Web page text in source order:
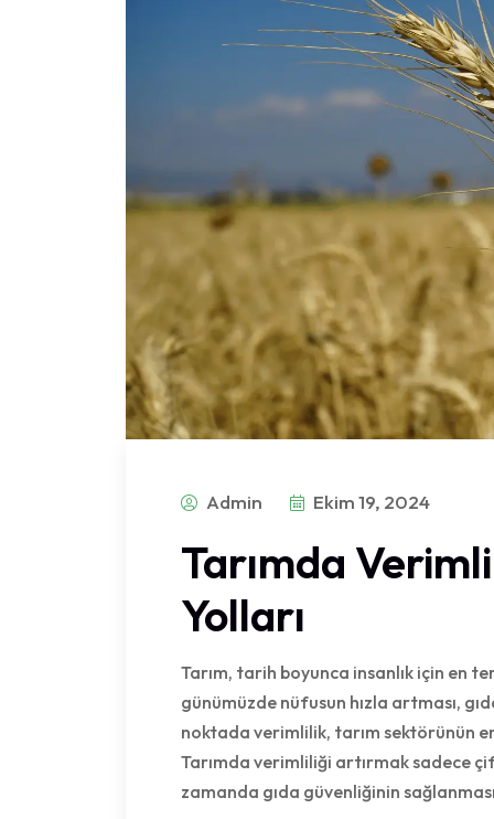
Admin Ekim 19, 2024
Tarımda
Yolları
Tarım, tarih boyunca insanlık için en
günümüzde nüfusun hızla artması,
noktada verimlilik, tarım sektörünün
Tarımda verimliliği artırmak sadece
zamanda gıda güvenliğinin